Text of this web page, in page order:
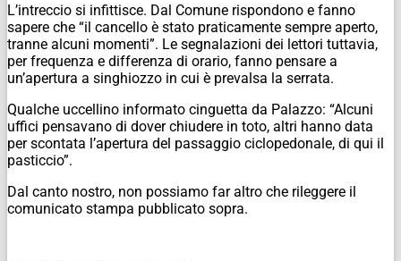
L’intreccio si infittisce. Dal Comune rispondono e fanno
sapere che “il cancello è stato praticamente sempre aperto,
tranne alcuni momenti”. Le segnalazioni dei lettori tuttavia,
per frequenza e differenza di orario, fanno pensare a
un’apertura a singhiozzo in cui è prevalsa la serrata.
Qualche uccellino informato cinguetta da Palazzo: “Alcuni
uffici pensavano di dover chiudere in toto, altri hanno data
per scontata l’apertura del passaggio ciclopedonale, di qui il
pasticcio”.
Dal canto nostro, non possiamo far altro che rileggere il
comunicato stampa pubblicato sopra.